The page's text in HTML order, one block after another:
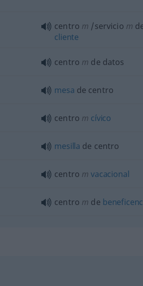
centro m /servicio m
cliente
centro m de datos
mesa de centro
centro m cívico
mesilla de centro
centro m vacacional
centro m de